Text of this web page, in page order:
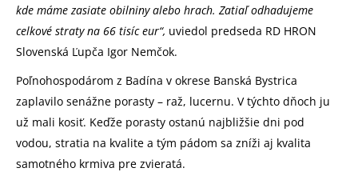
kde máme zasiate obilniny alebo hrach. Zatiaľ odhadujeme
celkové straty na 66 tisíc eur“, uviedol predseda RD HRON
Slovenská Ľupča Igor Nemčok.
Poľnohospodárom z Badína v okrese Banská Bystrica
zaplavilo senážne porasty – raž, lucernu. V týchto dňoch ju
už mali kosiť. Keďže porasty ostanú najbližšie dni pod
vodou, stratia na kvalite a tým pádom sa zníži aj kvalita
samotného krmiva pre zvieratá.